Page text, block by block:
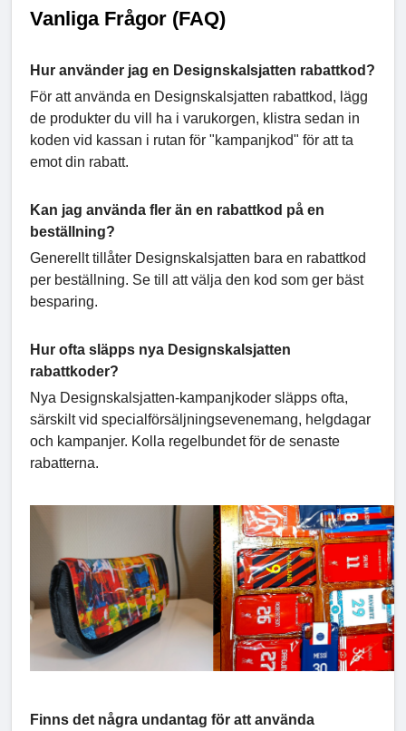
Vanliga Frågor (FAQ)
Hur använder jag en Designskalsjatten rabattkod?
För att använda en Designskalsjatten rabattkod, lägg
de produkter du vill ha i varukorgen, klistra sedan in
koden vid kassan i rutan för "kampanjkod" för att ta
emot din rabatt.
Kan jag använda fler än en rabattkod på en
beställning?
Generellt tillåter Designskalsjatten bara en rabattkod
per beställning. Se till att välja den kod som ger bäst
besparing.
Hur ofta släpps nya Designskalsjatten
rabattkoder?
Nya Designskalsjatten-kampanjkoder släpps ofta,
särskilt vid specialförsäljningsevenemang, helgdagar
och kampanjer. Kolla regelbundet för de senaste
rabatterna.
Finns det några undantag för att använda